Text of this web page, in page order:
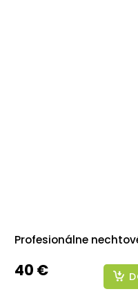
Profesionálne
40 €